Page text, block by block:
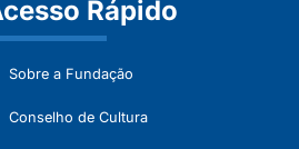
Rápido
Sobre a Fundação
Conselho de Cultura